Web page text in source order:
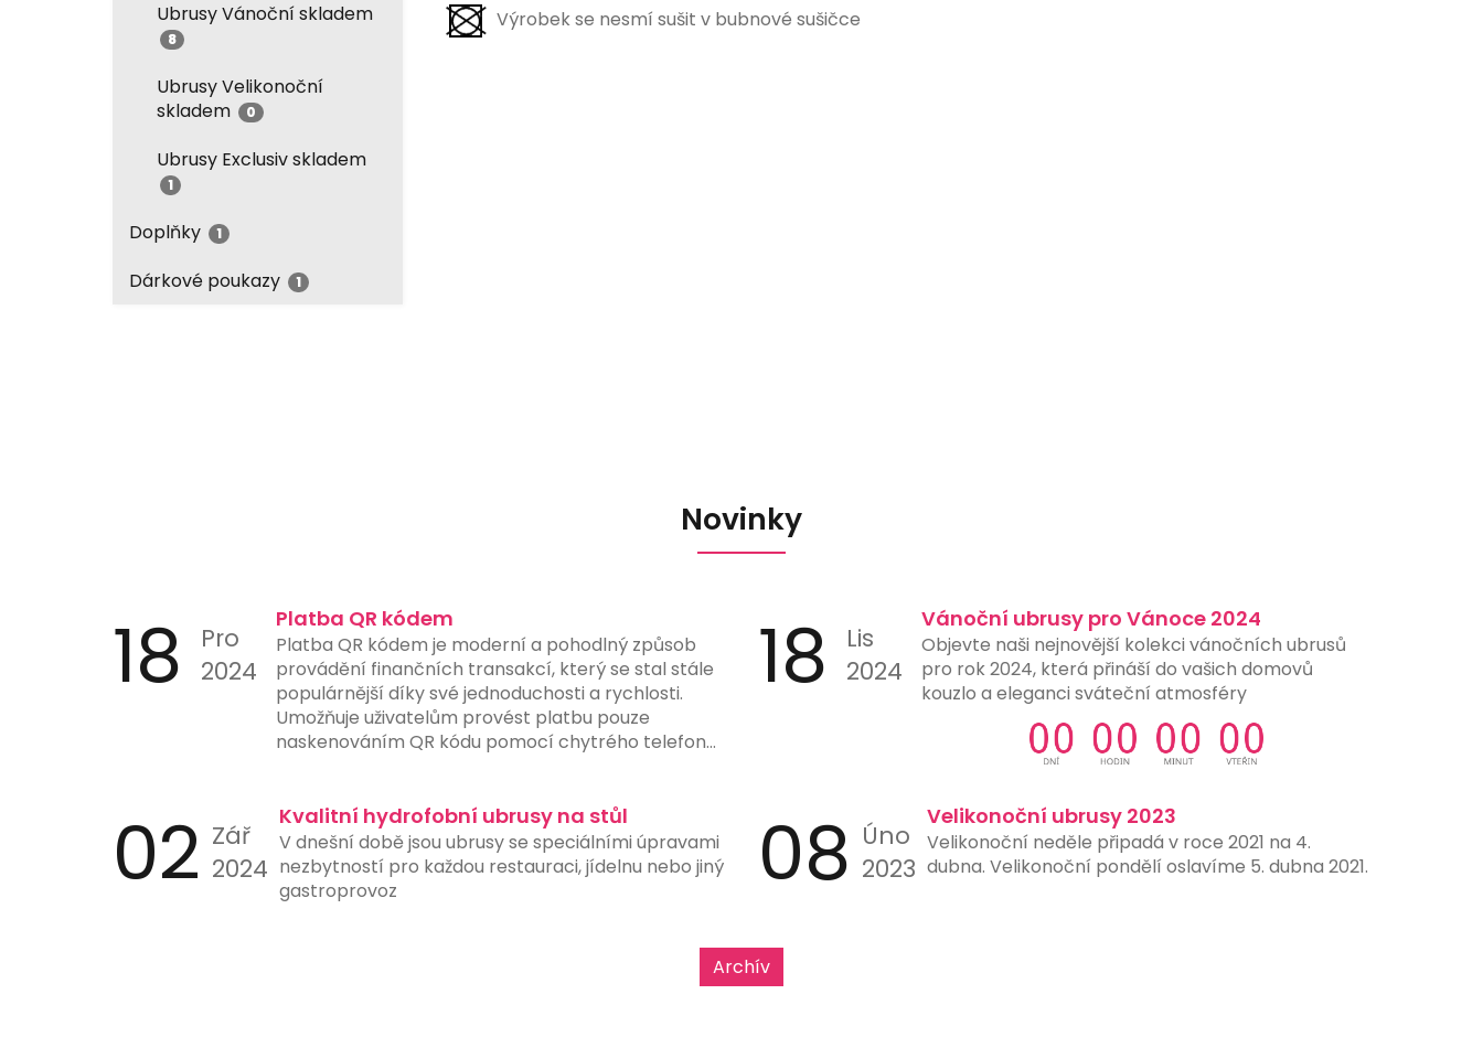
Ubrusy Vánoční skladem
8
Ubrusy Velikonoční
skladem
0
Ubrusy Exclusiv skladem
1
Doplňky 1
Dárkové poukazy 1
Výrobek se nesmí sušit v bubnové sušičce
Novinky
18
Pro
2024
Platba QR kódem
Platba QR kódem je moderní a pohodlný způsob
provádění finančních transakcí, který se stal stále
populárnější díky své jednoduchosti a rychlosti.
Umožňuje uživatelům provést platbu pouze
naskenováním QR kódu pomocí chytrého telefonu
ručního zadávání čísel účtů, čímž snižuje riziko chyb
a urychluje proces platby. Mnohé banky a finanční
instituce nyní nabízejí možnost generování a
skenování QR kódů přímo ve svých aplikacích, což
18
Lis
2024
Vánoční ubrusy pro Vánoce 2024
Objevte naši nejnovější kolekci vánočních ubrusů
pro rok 2024, která přináší do vašich domovů
kouzlo a eleganci sváteční atmosféry
02 Zář
2024
Kvalitní hydrofobní ubrusy na stůl
V dnešní době jsou ubrusy se speciálními úpravami
nezbytností pro každou restauraci, jídelnu nebo jiný
gastroprovoz
08 Úno
2023
Velikonoční ubrusy 2023
Velikonoční neděle připadá v roce 2021 na 4.
dubna. Velikonoční pondělí oslavíme 5. dubna 2021.
Archív